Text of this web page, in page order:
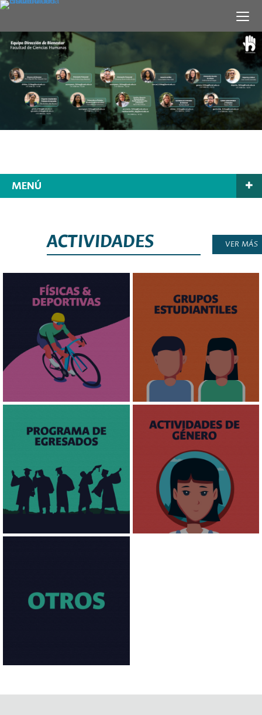
MENÚ
ACTIVIDADES VER MÁS